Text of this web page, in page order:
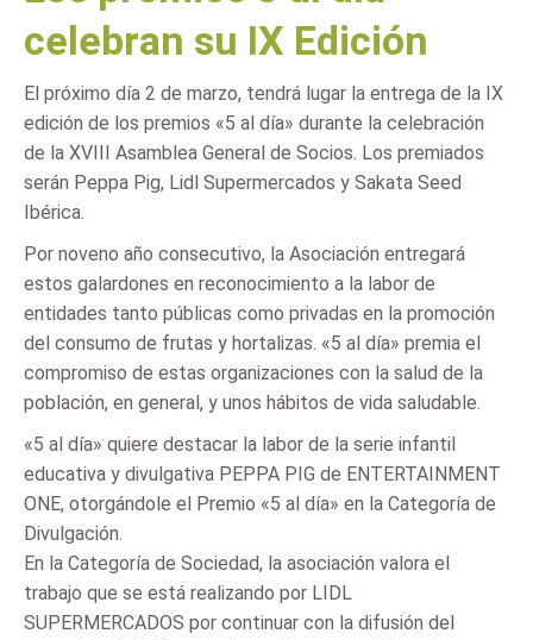
celebran su IX Edición
El próximo día 2 de marzo, tendrá lugar la entrega de la IX
edición de los premios «5 al día» durante la celebración
de la XVIII Asamblea General de Socios. Los premiados
serán Peppa Pig, Lidl Supermercados y Sakata Seed
Ibérica.
Por noveno año consecutivo, la Asociación entregará
estos galardones en reconocimiento a la labor de
entidades tanto públicas como privadas en la promoción
del consumo de frutas y hortalizas. «5 al día» premia el
compromiso de estas organizaciones con la salud de la
población, en general, y unos hábitos de vida saludable.
«5 al día» quiere destacar la labor de la serie infantil
educativa y divulgativa PEPPA PIG de ENTERTAINMENT
ONE, otorgándole el Premio «5 al día» en la Categoría de
Divulgación.
En la Categoría de Sociedad, la asociación valora el
trabajo que se está realizando por LIDL
SUPERMERCADOS por continuar con la difusión del